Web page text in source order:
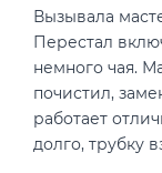
Вызывала
Перестал
немного чая.
почистил,
работает
долго, трубку